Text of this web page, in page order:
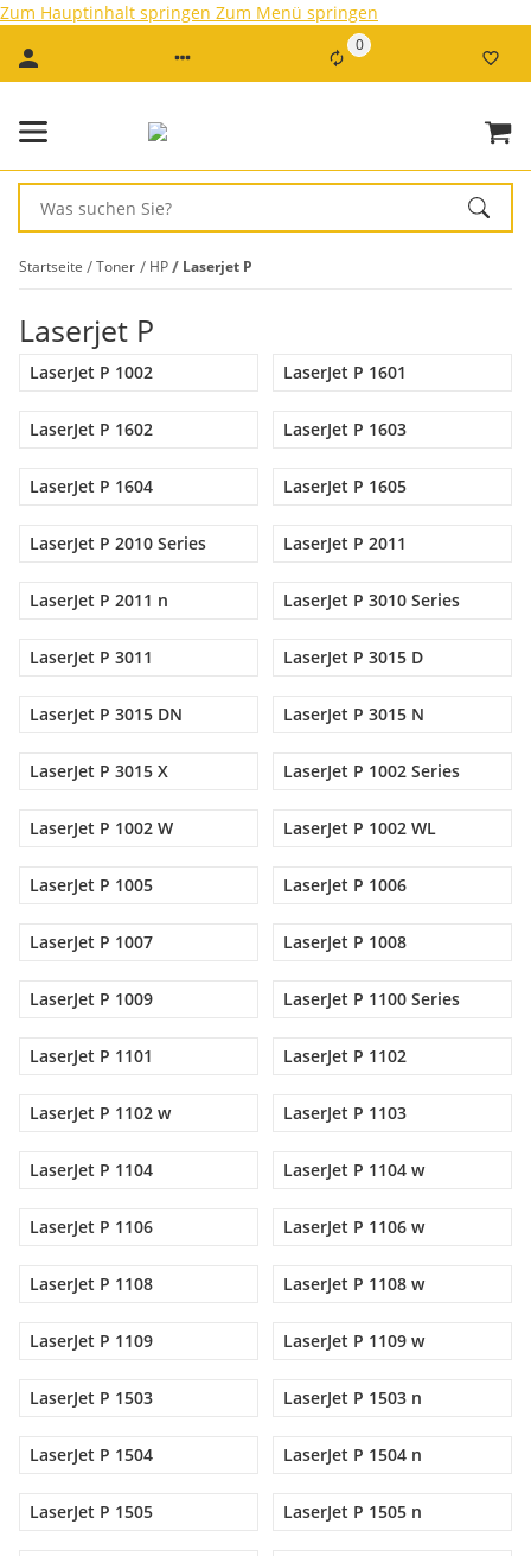
Zum Hauptinhalt springen Zum Menü springen
0
Startseite Toner HP Laserjet P
Laserjet P
LaserJet P 1002 LaserJet P 1601
LaserJet P 1602 LaserJet P 1603
LaserJet P 1604 LaserJet P 1605
LaserJet P 2010 Series LaserJet P 2011
LaserJet P 2011 n LaserJet P 3010 Series
LaserJet P 3011 LaserJet P 3015 D
LaserJet P 3015 DN LaserJet P 3015 N
LaserJet P 3015 X LaserJet P 1002 Series
LaserJet P 1002 W LaserJet P 1002 WL
LaserJet P 1005 LaserJet P 1006
LaserJet P 1007 LaserJet P 1008
LaserJet P 1009 LaserJet P 1100 Series
LaserJet P 1101 LaserJet P 1102
LaserJet P 1102 w LaserJet P 1103
LaserJet P 1104 LaserJet P 1104 w
LaserJet P 1106 LaserJet P 1106 w
LaserJet P 1108 LaserJet P 1108 w
LaserJet P 1109 LaserJet P 1109 w
LaserJet P 1503 LaserJet P 1503 n
LaserJet P 1504 LaserJet P 1504 n
LaserJet P 1505 LaserJet P 1505 n